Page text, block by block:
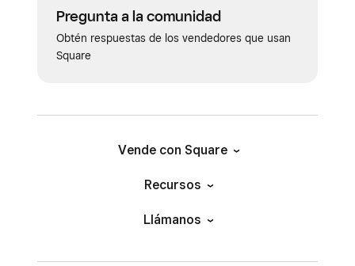
Pregunta a la comunidad
Obtén respuestas de los vendedores que usan
Square
Vende con Square
Recursos
Llámanos